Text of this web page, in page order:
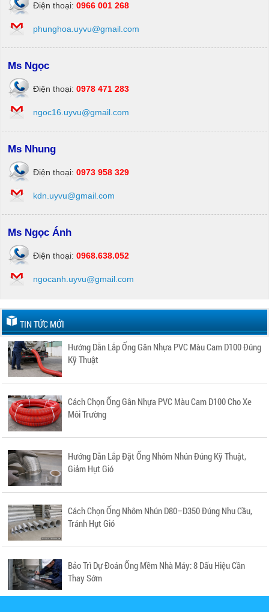
Điện thoại: 0966 001 268
phunghoa.uyvu@gmail.com
Ms Ngọc
Điện thoại: 0978 471 283
ngoc16.uyvu@gmail.com
Ms Nhung
Điện thoại: 0973 958 329
kdn.uyvu@gmail.com
Ms Ngọc Ánh
Điện thoại: 0968.638.052
ngocanh.uyvu@gmail.com
TIN TỨC MỚI
Hướng Dẫn Lắp Ống Gân Nhựa PVC Màu Cam D100 Đúng
Kỹ Thuật
Cách Chọn Ống Gân Nhựa PVC Màu Cam D100 Cho Xe
Môi Trường
Hướng Dẫn Lắp Đặt Ống Nhôm Nhún Đúng Kỹ Thuật,
Giảm Hụt Gió
Cách Chọn Ống Nhôm Nhún D80–D350 Đúng Nhu Cầu,
Tránh Hụt Gió
Bảo Trì Dự Đoán Ống Mềm Nhà Máy: 8 Dấu Hiệu Cần
Thay Sớm